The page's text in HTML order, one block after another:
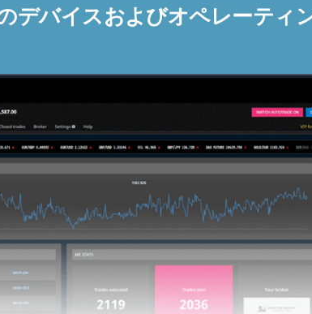
デバイスおよびオペレーティ